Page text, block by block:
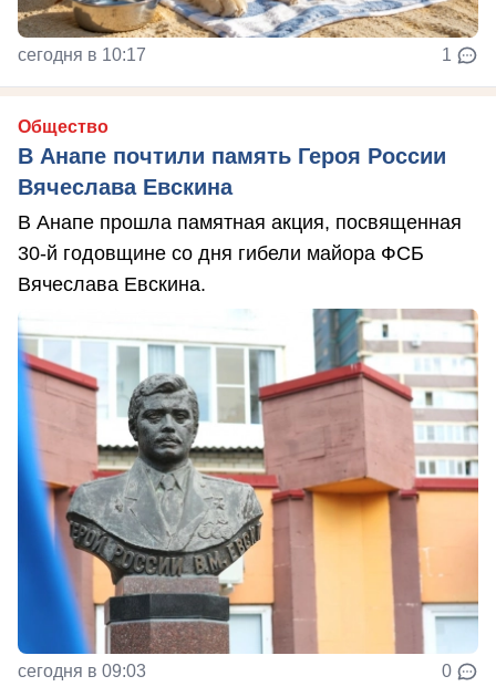
сегодня в 10:17 1
Общество
В Анапе почтили память Героя России
Вячеслава Евскина
В Анапе прошла памятная акция, посвященная
30-й годовщине со дня гибели майора ФСБ
Вячеслава Евскина.
сегодня в 09:03 0